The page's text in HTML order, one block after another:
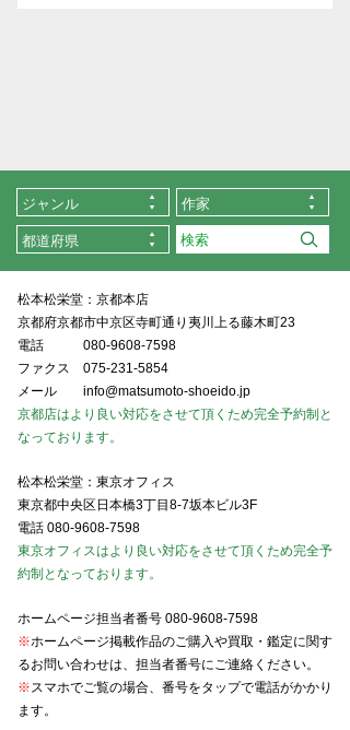
ジャンル 作家
都道府県
松本松栄堂：京都本店
京都府京都市中京区寺町通り夷川上る藤木町23
電話
080-9608-7598
ファクス
075-231-5854
メール
info@matsumoto-shoeido.jp
京都店はより良い対応をさせて頂くため完全予約制と
なっております。
松本松栄堂：東京オフィス
東京都中央区日本橋3丁目8-7坂本ビル3F
電話 080-9608-7598
東京オフィスはより良い対応をさせて頂くため完全予
約制となっております。
ホームページ担当者番号 080-9608-7598
※ホームページ掲載作品のご購入や買取・鑑定に関す
るお問い合わせは、担当者番号にご連絡ください。
※スマホでご覧の場合、番号をタップで電話がかかり
ます。